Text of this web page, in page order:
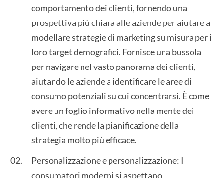
comportamento dei clienti, fornendo una
prospettiva più chiara alle aziende per aiutare a
modellare strategie di marketing su misura per i
loro target demografici. Fornisce una bussola
per navigare nel vasto panorama dei clienti,
aiutando le aziende a identificare le aree di
consumo potenziali su cui concentrarsi. È come
avere un foglio informativo nella mente dei
clienti, che rende la pianificazione della
strategia molto più efficace.
Personalizzazione e personalizzazione: I
consumatori moderni si aspettano